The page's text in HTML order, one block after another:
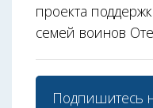
проекта
семей воинов
Подпишитесь